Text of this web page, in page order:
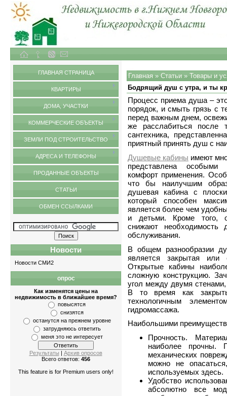
ГЛАВНАЯ СТРАНИЦА
КВАРТИРЫ
ДОМА, УЧАСТКИ
КОММЕРЧЕСКИЕ ОБЪЕКТЫ
ЗЕМЛИ ПОД СТРОИТЕЛЬСТВО
АДРЕСА И ТЕЛЕФОНЫ
ПРОДАННЫЕ ОБЪЕКТЫ
СТАТЬИ
ОБМЕН ССЫЛКАМИ
Новости
Новости СМИ2
опрос
Как изменятся цены на
недвижимость в ближайшее время?
повысятся
снизятся
останутся на прежнем уровне
затрудняюсь ответить
меня это не интересует
Результаты | Архив опросов
Всего ответов: 456
This feature is for Premium users only!
Главная » Статьи » Товары и
Бодрящий душ с утра, и ты
Процесс приема душа –
порядок, и смыть грязь с
перед важным днем,
же расслабиться после
сантехника,
приятный принять душ с
Душевые кабины имеют
представлена
комфорт применения.
что бы наилучшим
душевая кабина с
который способен
является более чем
и детьми. Кроме того,
снижают необходимость
обслуживания.
В общем разнообразии
является закрытая или
Открытые кабины
сложную конструкцию.
угол между двумя
В то время как
технологичным
гидромассажа.
Наибольшими
Прочность.
наиболее прочны.
механических
можно не
используемых здесь.
Удобство
абсолютно все
Квартиры- однокомнатные,